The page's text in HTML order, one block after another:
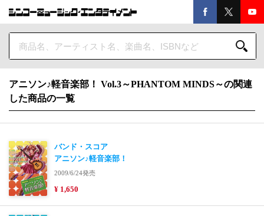
アニソン♪軽音楽部！ Vol.3～PHANTOM MINDS～の関連
した商品の一覧
バンド・スコア
アニソン♪軽音楽部！
2009/6/24発売
¥ 1,650